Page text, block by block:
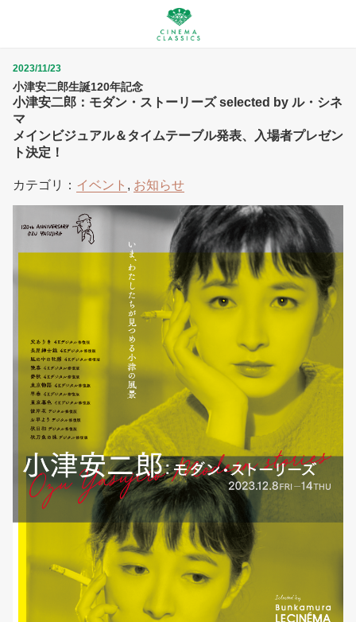
小津安二郎生誕120年記念
小津安二郎：モダン・ストーリーズ selected by ル・シネ
マ
メインビジュアル＆タイムテーブル発表、入場者プレゼン
ト決定！
2023/11/23
カテゴリ： イベント , お知らせ